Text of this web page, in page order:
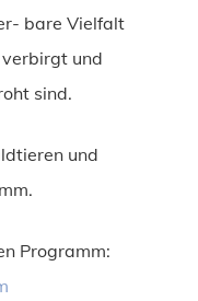
bare Vielfalt
und
sind.
und
Programm: